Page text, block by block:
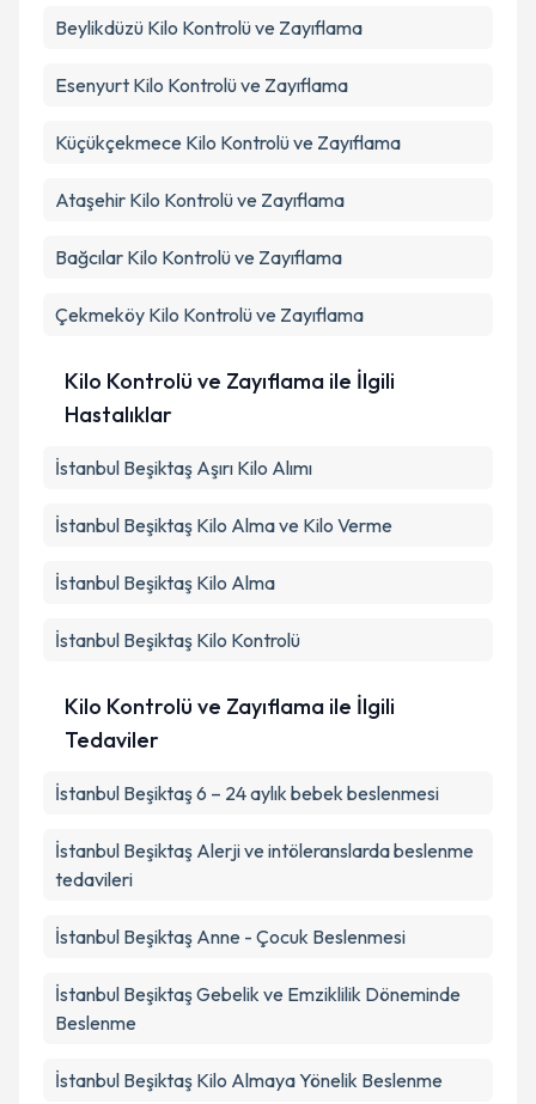
Beylikdüzü Kilo Kontrolü ve Zayıflama
Esenyurt Kilo Kontrolü ve Zayıflama
Küçükçekmece Kilo Kontrolü ve Zayıflama
Ataşehir Kilo Kontrolü ve Zayıflama
Bağcılar Kilo Kontrolü ve Zayıflama
Çekmeköy Kilo Kontrolü ve Zayıflama
Kilo Kontrolü ve Zayıflama ile İlgili
Hastalıklar
İstanbul Beşiktaş Aşırı Kilo Alımı
İstanbul Beşiktaş Kilo Alma ve Kilo Verme
İstanbul Beşiktaş Kilo Alma
İstanbul Beşiktaş Kilo Kontrolü
Kilo Kontrolü ve Zayıflama ile İlgili
Tedaviler
İstanbul Beşiktaş 6 – 24 aylık bebek beslenmesi
İstanbul Beşiktaş Alerji ve intöleranslarda beslenme
tedavileri
İstanbul Beşiktaş Anne - Çocuk Beslenmesi
İstanbul Beşiktaş Gebelik ve Emziklilik Döneminde
Beslenme
İstanbul Beşiktaş Kilo Almaya Yönelik Beslenme